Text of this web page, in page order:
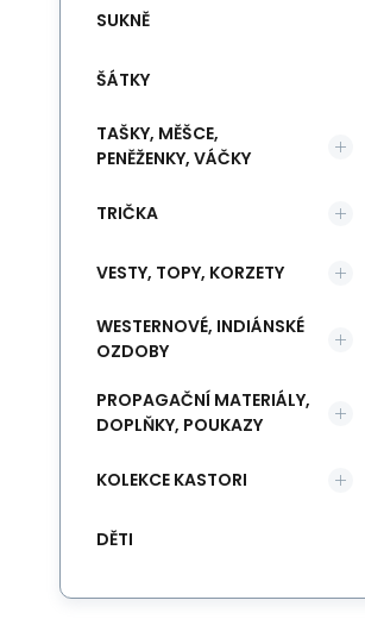
SUKNĚ
ŠÁTKY
TAŠKY, MĚŠCE,
PENĚŽENKY, VÁČKY
TRIČKA
VESTY, TOPY, KORZETY
WESTERNOVÉ, INDIÁNSKÉ
OZDOBY
PROPAGAČNÍ MATERIÁLY,
DOPLŇKY, POUKAZY
KOLEKCE KASTORI
DĚTI